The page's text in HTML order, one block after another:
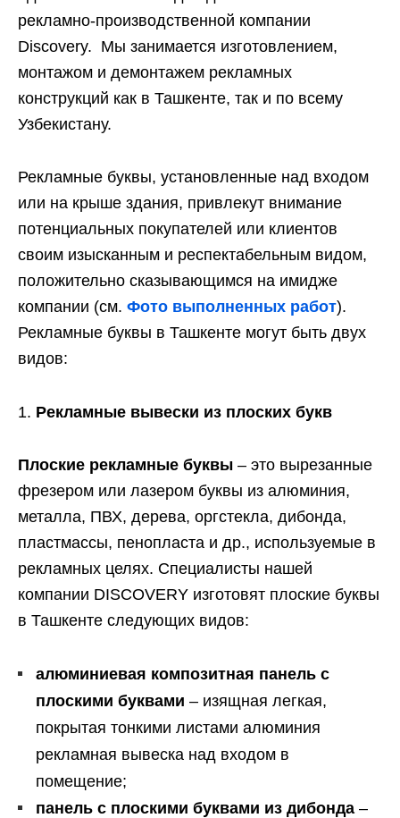
рекламно-производственной компании
Discovery. Мы занимается изготовлением,
монтажом и демонтажем рекламных
конструкций как в Ташкенте, так и по всему
Узбекистану.
Рекламные буквы, установленные над входом
или на крыше здания, привлекут внимание
потенциальных покупателей или клиентов
своим изысканным и респектабельным видом,
положительно сказывающимся на имидже
компании (см. Фото выполненных работ).
Рекламные буквы в Ташкенте могут быть двух
видов:
Рекламные вывески из плоских букв
Плоские рекламные буквы – это вырезанные
фрезером или лазером буквы из алюминия,
металла, ПВХ, дерева, оргстекла, дибонда,
пластмассы, пенопласта и др., используемые в
рекламных целях. Специалисты нашей
компании DISCOVERY изготовят плоские буквы
в Ташкенте следующих видов:
алюминиевая композитная панель с
плоскими буквами – изящная легкая,
покрытая тонкими листами алюминия
рекламная вывеска над входом в
помещение;
панель с плоскими буквами из дибонда –